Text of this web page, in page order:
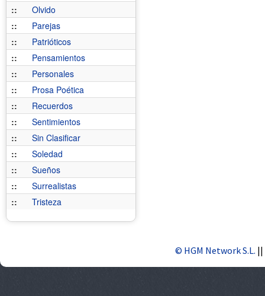
::
Olvido
::
Parejas
::
Patrióticos
::
Pensamientos
::
Personales
::
Prosa Poética
::
Recuerdos
::
Sentimientos
::
Sin Clasificar
::
Soledad
::
Sueños
::
Surrealistas
::
Tristeza
© HGM Network S.L. ||